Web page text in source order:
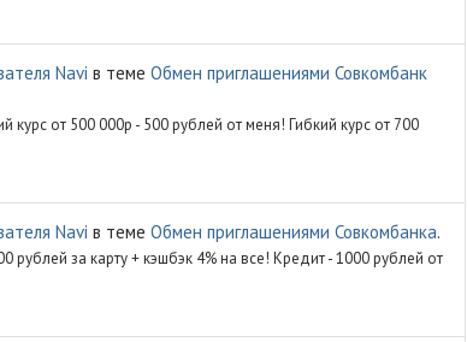
Navi в теме Обмен приглашениями Совкомбанк
от 500 000р - 500 рублей от меня! Гибкий курс от 700
Navi в теме Обмен приглашениями Совкомбанка.
за карту + кэшбэк 4% на все! Кредит - 1000 рублей от